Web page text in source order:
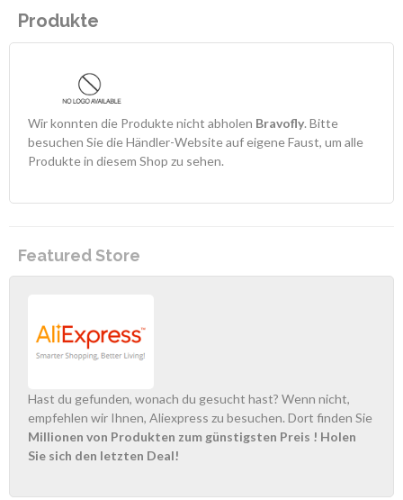
Produkte
Wir konnten die Produkte nicht abholen Bravofly. Bitte
besuchen Sie die Händler-Website auf eigene Faust, um alle
Produkte in diesem Shop zu sehen.
Featured Store
Hast du gefunden, wonach du gesucht hast? Wenn nicht,
empfehlen wir Ihnen, Aliexpress zu besuchen. Dort finden Sie
Millionen von Produkten zum günstigsten Preis ! Holen
Sie sich den letzten Deal!